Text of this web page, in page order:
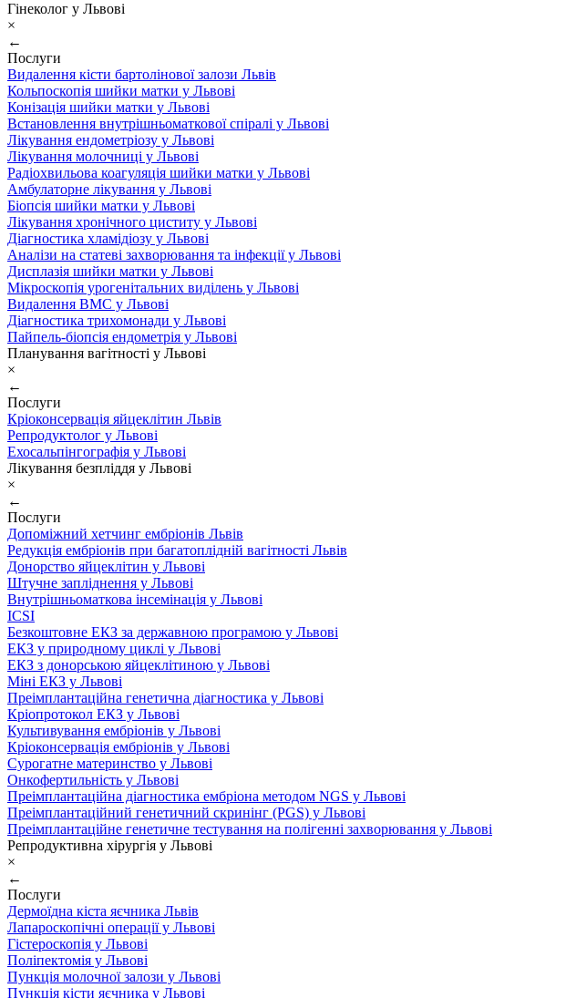
Гінеколог у Львові
×
←
Послуги
Видалення кісти бартолінової залози Львів
Кольпоскопія шийки матки у Львові
Конізація шийки матки у Львові
Встановлення внутрішньоматкової спіралі у Львові
Лікування ендометріозу у Львові
Лікування молочниці у Львові
Радіохвильова коагуляція шийки матки у Львові
Амбулаторне лікування у Львові
Біопсія шийки матки у Львові
Лікування хронічного циститу у Львові
Діагностика хламідіозу у Львові
Аналізи на статеві захворювання та інфекції у Львові
Дисплазія шийки матки у Львові
Мікроскопія урогенітальних виділень у Львові
Видалення ВМС у Львові
Діагностика трихомонади у Львові
Пайпель-біопсія ендометрія у Львові
Планування вагітності у Львові
×
←
Послуги
Кріоконсервація яйцеклітин Львів
Репродуктолог у Львові
Ехосальпінгографія у Львові
Лікування безпліддя у Львові
×
←
Послуги
Допоміжний хетчинг ембріонів Львів
Редукція ембріонів при багатоплідній вагітності Львів
Донорство яйцеклітин у Львові
Штучне запліднення у Львові
Внутрішньоматкова інсемінація у Львові
ICSI
Безкоштовне ЕКЗ за державною програмою у Львові
ЕКЗ у природному циклі у Львові
ЕКЗ з донорською яйцеклітиною у Львові
Міні ЕКЗ у Львові
Преімплантаційна генетична діагностика у Львові
Кріопротокол ЕКЗ у Львові
Культивування ембріонів у Львові
Кріоконсервація ембріонів у Львові
Сурогатне материнство у Львові
Онкофертильність у Львові
Преімплантаційна діагностика ембріона методом NGS у Львові
Преімплантаційний генетичний скринінг (PGS) у Львові
Преімплантаційне генетичне тестування на полігенні захворювання у Львові
Репродуктивна хірургія у Львові
×
←
Послуги
Дермоїдна кіста яєчника Львів
Лапароскопічні операції у Львові
Гістероскопія у Львові
Поліпектомія у Львові
Пункція молочної залози у Львові
Пункція кісти яєчника у Львові